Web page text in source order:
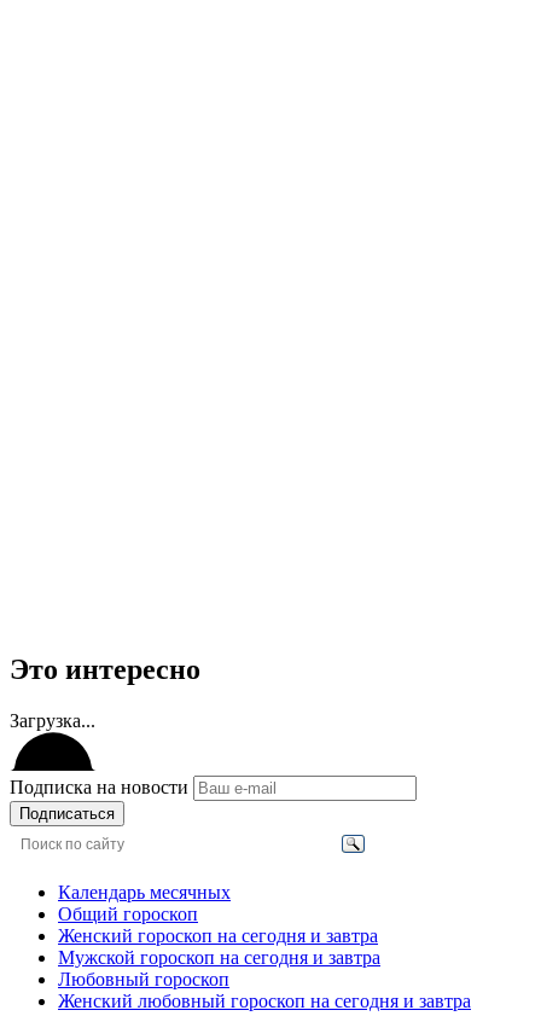
Это интересно
Загрузка...
Подписка на новости
Подписаться
Календарь месячных
Общий гороскоп
Женский гороскоп на сегодня и завтра
Мужской гороскоп на сегодня и завтра
Любовный гороскоп
Женский любовный гороскоп на сегодня и завтра